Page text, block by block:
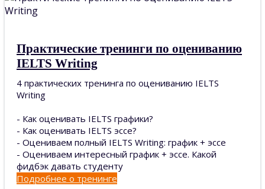
Практические тренинги по оцениванию
IELTS Writing
4 практических тренинга по оцениванию IELTS
Writing
- Как оценивать IELTS графики?
- Как оценивать IELTS эссе?
- Оцениваем полный IELTS Writing: график + эссе
- Оцениваем интересный график + эссе. Какой
фидбэк давать студенту
Подробнее о тренинге